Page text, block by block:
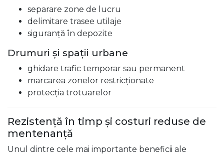
separare zone de lucru
delimitare trasee utilaje
siguranță în depozite
Drumuri și spații urbane
ghidare trafic temporar sau permanent
marcarea zonelor restricționate
protecția trotuarelor
Rezistență în timp și costuri reduse de
mentenanță
Unul dintre cele mai importante beneficii ale